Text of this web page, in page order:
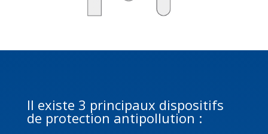
Il existe 3 principaux dispositifs
de protection antipollution :